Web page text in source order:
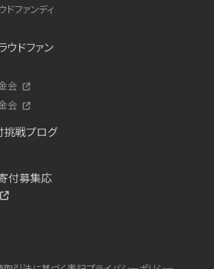
ドファンディ
ドファン
会
会
挑戦プログ
付募集応